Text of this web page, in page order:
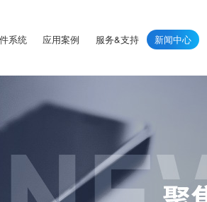
系统 应用案例 服务&支持 新闻中心